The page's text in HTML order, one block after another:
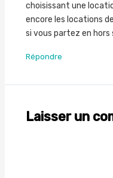
choisissant une
encore les locations
si vous partez en hors
Répondre
Laisser un